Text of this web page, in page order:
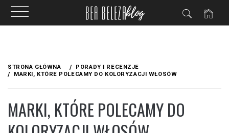
treści
STRONA GŁÓWNA
PORADY I RECENZJE
MARKI, KTÓRE POLECAMY DO KOLORYZACJI WŁOSÓW
MARKI, KTÓRE POLECAMY DO